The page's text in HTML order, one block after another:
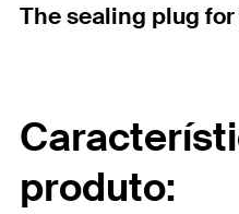
The sealing plug for
produto: